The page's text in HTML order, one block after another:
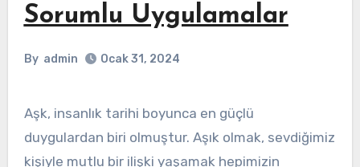
Sorumlu Uygulamalar
By admin Ocak 31, 2024
Aşk, insanlık tarihi boyunca en güçlü
duygulardan biri olmuştur. Aşık olmak, sevdiğimiz
kişiyle mutlu bir ilişki yaşamak hepimizin